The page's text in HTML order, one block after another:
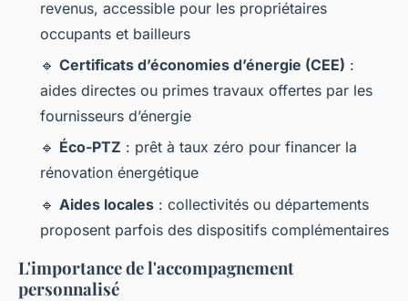
revenus, accessible pour les propriétaires
occupants et bailleurs
🔹 Certificats d’économies d’énergie (CEE) :
aides directes ou primes travaux offertes par les
fournisseurs d’énergie
🔹 Éco-PTZ : prêt à taux zéro pour financer la
rénovation énergétique
🔹 Aides locales : collectivités ou départements
proposent parfois des dispositifs complémentaires
L'importance de l'accompagnement
personnalisé